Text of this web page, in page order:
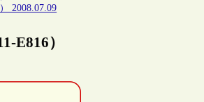
2008.07.09
E816）